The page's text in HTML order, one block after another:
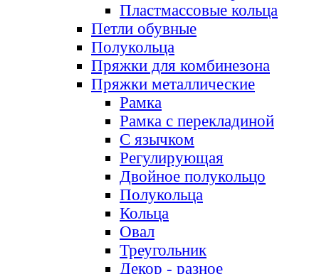
Пластмассовые кольца
Петли обувные
Полукольца
Пряжки для комбинезона
Пряжки металлические
Рамка
Рамка с перекладиной
С язычком
Регулирующая
Двойное полукольцо
Полукольца
Кольца
Овал
Треугольник
Декор - разное